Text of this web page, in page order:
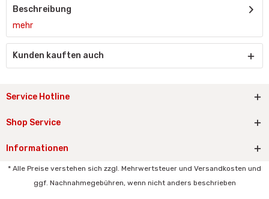
Beschreibung
mehr
Kunden kauften auch
Service Hotline
Shop Service
Informationen
* Alle Preise verstehen sich zzgl. Mehrwertsteuer und Versandkosten und
ggf. Nachnahmegebühren, wenn nicht anders beschrieben